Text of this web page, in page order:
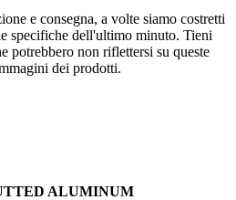
e consegna, a volte siamo costretti
specifiche dell'ultimo minuto. Tieni
potrebbero non riflettersi su queste
dei prodotti.
ALUMINUM